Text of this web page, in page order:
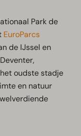
Park de
EuroParcs
de IJssel en
oudste stadje
en natuur